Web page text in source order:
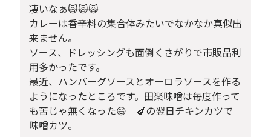
凄いなぁ🙀🙀🙀
カレーは香辛料の集合体みたいでなかなか真似出
来ません。
ソース、ドレッシングも面倒くさがりで市販品利
用多かったです。
最近、ハンバーグソースとオーロラソースを作る
ようになったところです。田楽味噌は毎度作って
も苦じゃ無くなった😄 🍆の翌日チキンカツで
味噌カツ。